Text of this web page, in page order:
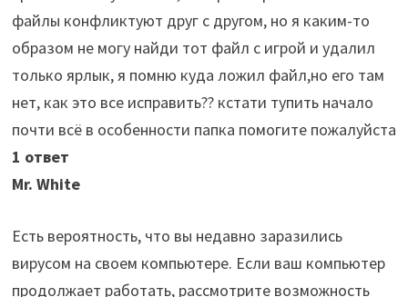
файлы конфликтуют друг с другом, но я каким-то
образом не могу найди тот файл с игрой и удалил
только ярлык, я помню куда ложил файл,но его там
нет, как это все исправить?? кстати тупить начало
почти всё в особенности папка помогите пожалуйста
1 ответ
Mr. White
Есть вероятность, что вы недавно заразились
вирусом на своем компьютере. Если ваш компьютер
продолжает работать, рассмотрите возможность